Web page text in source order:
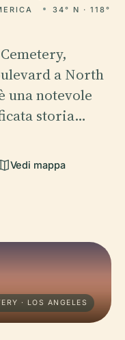
34° N · 118°
a North
una notevole
storia…
Vedi mappa
· LOS ANGELES